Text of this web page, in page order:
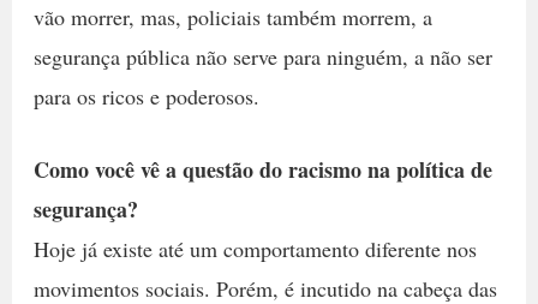
vão morrer, mas, policiais também morrem, a
segurança pública não serve para ninguém, a não ser
para os ricos e poderosos.
Como você vê a questão do racismo na política de
segurança?
Hoje já existe até um comportamento diferente nos
movimentos sociais. Porém, é incutido na cabeça das